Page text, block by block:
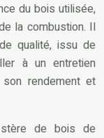
du bois utilisée,
la combustion. Il
qualité, issu de
à un entretien
rendement et
de bois de